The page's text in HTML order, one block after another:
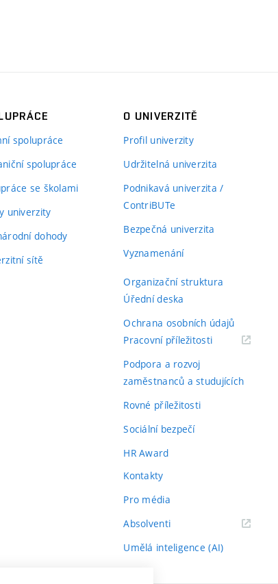
spolupráce
spolupráce
se školami
univerzity
dohody
sítě
O UNIVERZITĚ
Profil univerzity
Udržitelná univerzita
Podnikavá univerzita /
ContriBUTe
Bezpečná univerzita
Vyznamenání
Organizační struktura
Úřední deska
Ochrana osobních údajů
Pracovní příležitosti(externí
Podpora a rozvoj
zaměstnanců a studujících
Rovné příležitosti
Sociální bezpečí
HR Award
Kontakty
Pro média
Absolventi(externí
Umělá inteligence (AI)